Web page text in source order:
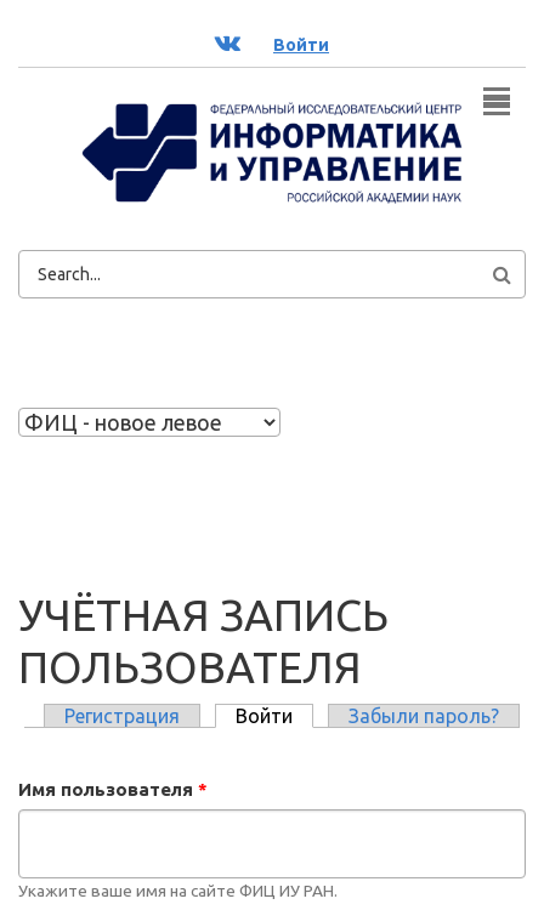
ВК Войти
ФОРМА
УЧЁТНАЯ ЗАПИСЬ
ПОЛЬЗОВАТЕЛЯ
Регистрация Войти (активная вкладка)
Забыли пароль?
Имя пользователя *
Укажите ваше имя на сайте ФИЦ ИУ РАН.